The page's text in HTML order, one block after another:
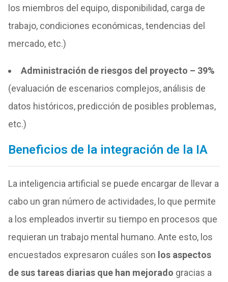
los miembros del equipo, disponibilidad, carga de
trabajo, condiciones económicas, tendencias del
mercado, etc.)
Administración de riesgos del proyecto – 39%
(evaluación de escenarios complejos, análisis de
datos históricos, predicción de posibles problemas,
etc.)
Beneficios de la integración de la IA
La inteligencia artificial se puede encargar de llevar a
cabo un gran número de actividades, lo que permite
a los empleados invertir su tiempo en procesos que
requieran un trabajo mental humano. Ante esto, los
encuestados expresaron cuáles son los aspectos
de sus tareas diarias que han mejorado gracias a